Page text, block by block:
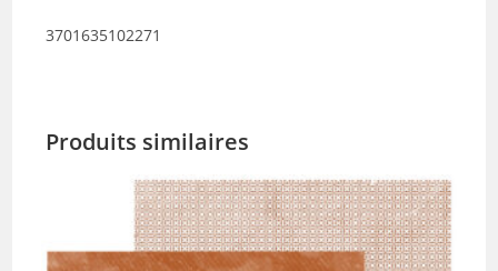
3701635102271
Produits similaires